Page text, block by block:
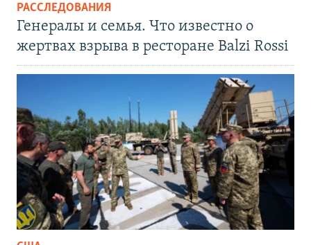
РАССЛЕДОВАНИЯ
Генералы и семья. Что известно о
жертвах взрыва в ресторане Balzi Rossi